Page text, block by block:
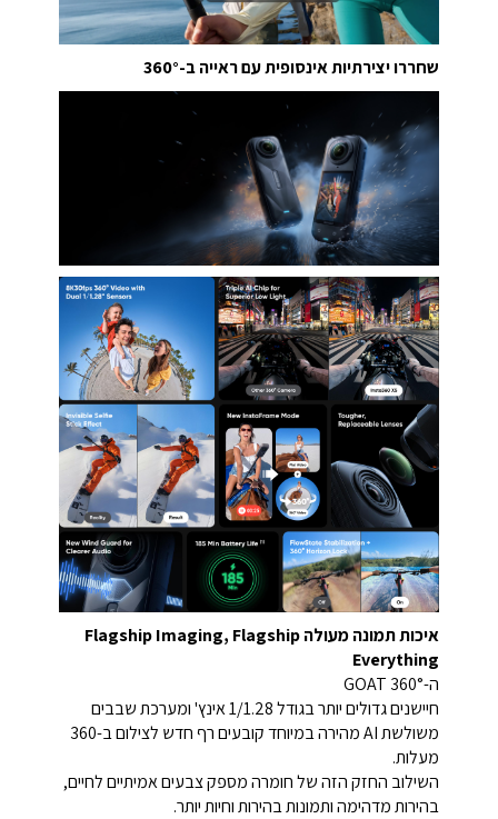
שחררו יצירתיות אינסופית עם ראייה ב-360°
איכות תמונה מעולה Flagship Imaging, Flagship
Everything
ה-360° GOAT
חיישנים גדולים יותר בגודל 1/1.28 אינץ' ומערכת שבבים
משולשת AI מהירה במיוחד קובעים רף חדש לצילום ב-360
מעלות.
השילוב החזק הזה של חומרה מספק צבעים אמיתיים לחיים,
בהירות מדהימה ותמונות בהירות וחיות יותר.